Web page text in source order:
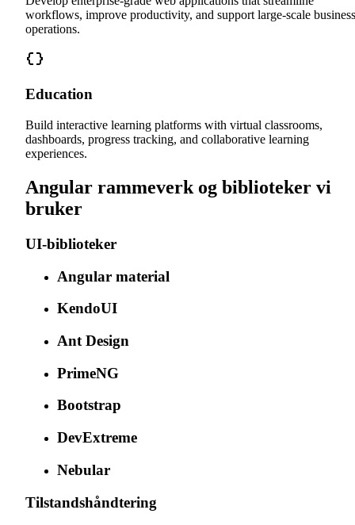
workflows, improve productivity, and support large-scale business
operations.
Education
Build interactive learning platforms with virtual classrooms,
dashboards, progress tracking, and collaborative learning
experiences.
Angular rammeverk og biblioteker vi
bruker
UI-biblioteker
Angular material
KendoUI
Ant Design
PrimeNG
Bootstrap
DevExtreme
Nebular
Tilstandshåndtering